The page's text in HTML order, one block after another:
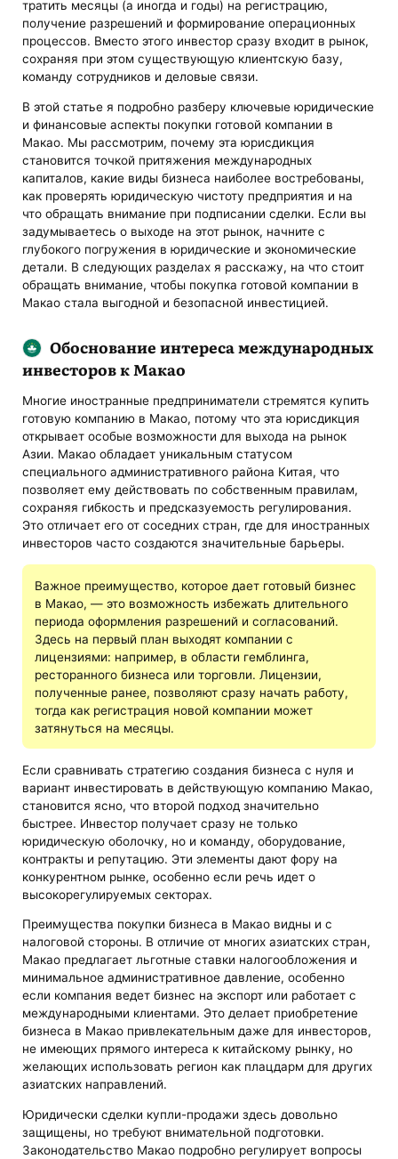
тратить месяцы (а иногда и годы) на регистрацию,
получение разрешений и формирование операционных
процессов. Вместо этого инвестор сразу входит в рынок,
сохраняя при этом существующую клиентскую базу,
команду сотрудников и деловые связи.
В этой статье я подробно разберу ключевые юридические
и финансовые аспекты покупки готовой компании в
Макао. Мы рассмотрим, почему эта юрисдикция
становится точкой притяжения международных
капиталов, какие виды бизнеса наиболее востребованы,
как проверять юридическую чистоту предприятия и на
что обращать внимание при подписании сделки. Если вы
задумываетесь о выходе на этот рынок, начните с
глубокого погружения в юридические и экономические
детали. В следующих разделах я расскажу, на что стоит
обращать внимание, чтобы покупка готовой компании в
Макао стала выгодной и безопасной инвестицией.
Обоснование интереса международных
инвесторов к Макао
Многие иностранные предприниматели стремятся купить
готовую компанию в Макао, потому что эта юрисдикция
открывает особые возможности для выхода на рынок
Азии. Макао обладает уникальным статусом
специального административного района Китая, что
позволяет ему действовать по собственным правилам,
сохраняя гибкость и предсказуемость регулирования.
Это отличает его от соседних стран, где для иностранных
инвесторов часто создаются значительные барьеры.
Важное преимущество, которое дает готовый бизнес
в Макао, — это возможность избежать длительного
периода оформления разрешений и согласований.
Здесь на первый план выходят компании с
лицензиями: например, в области гемблинга,
ресторанного бизнеса или торговли. Лицензии,
полученные ранее, позволяют сразу начать работу,
тогда как регистрация новой компании может
затянуться на месяцы.
Если сравнивать стратегию создания бизнеса с нуля и
вариант инвестировать в действующую компанию Макао,
становится ясно, что второй подход значительно
быстрее. Инвестор получает сразу не только
юридическую оболочку, но и команду, оборудование,
контракты и репутацию. Эти элементы дают фору на
конкурентном рынке, особенно если речь идет о
высокорегулируемых секторах.
Преимущества покупки бизнеса в Макао видны и с
налоговой стороны. В отличие от многих азиатских стран,
Макао предлагает льготные ставки налогообложения и
минимальное административное давление, особенно
если компания ведет бизнес на экспорт или работает с
международными клиентами. Это делает приобретение
бизнеса в Макао привлекательным даже для инвесторов,
не имеющих прямого интереса к китайскому рынку, но
желающих использовать регион как плацдарм для других
азиатских направлений.
Юридически сделки купли-продажи здесь довольно
защищены, но требуют внимательной подготовки.
Законодательство Макао подробно регулирует вопросы